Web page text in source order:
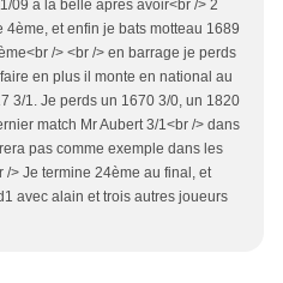
09 à la belle apres avoir<br /> 2
4ème, et enfin je bats motteau 1689
/> <br /> en barrage je perds
en plus il monte en national au
3/1. Je perds un 1670 3/0, un 1820
match Mr Aubert 3/1<br /> dans
pas comme exemple dans les
/> Je termine 24ème au final, et
avec alain et trois autres joueurs